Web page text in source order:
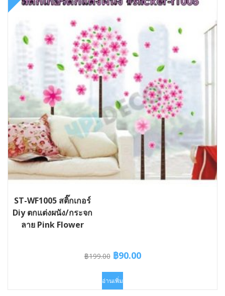
ST-WF1005 สติ๊กเกอร์
Diy ตกแต่งผนัง/กระจก
ลาย Pink Flower
฿199.00 Original
was:
฿90.00Current
อ่านเพิ่ม